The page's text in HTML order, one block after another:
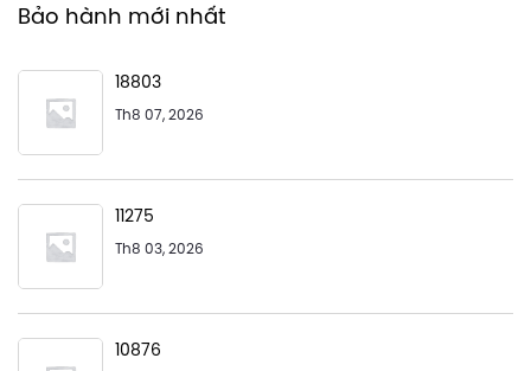
Bảo hành mới nhất
18803
Th8 07, 2026
11275
Th8 03, 2026
10876